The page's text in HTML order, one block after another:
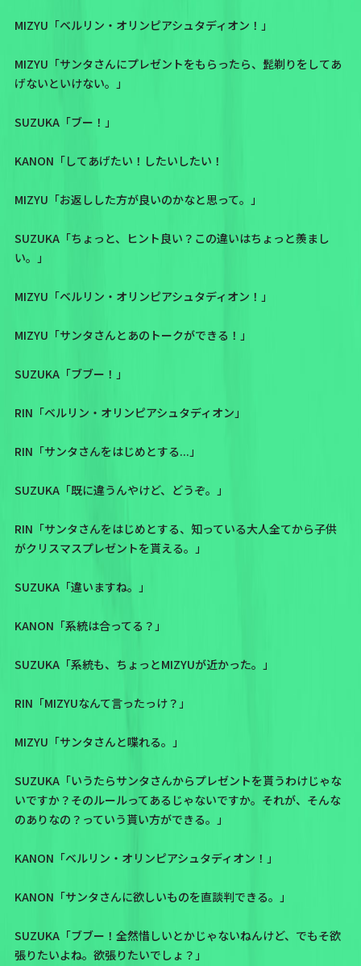
MIZYU「ベルリン・オリンピアシュタディオン！」
MIZYU「サンタさんにプレゼントをもらったら、髭剃りをしてあ
げないといけない。」
SUZUKA「ブー！」
KANON「してあげたい！したいしたい！
MIZYU「お返しした方が良いのかなと思って。」
SUZUKA「ちょっと、ヒント良い？この違いはちょっと羨まし
い。」
MIZYU「ベルリン・オリンピアシュタディオン！」
MIZYU「サンタさんとあのトークができる！」
SUZUKA「ブブー！」
RIN「ベルリン・オリンピアシュタディオン」
RIN「サンタさんをはじめとする...」
SUZUKA「既に違うんやけど、どうぞ。」
RIN「サンタさんをはじめとする、知っている大人全てから子供
がクリスマスプレゼントを貰える。」
SUZUKA「違いますね。」
KANON「系統は合ってる？」
SUZUKA「系統も、ちょっとMIZYUが近かった。」
RIN「MIZYUなんて言ったっけ？」
MIZYU「サンタさんと喋れる。」
SUZUKA「いうたらサンタさんからプレゼントを貰うわけじゃな
いですか？そのルールってあるじゃないですか。それが、そんな
のありなの？っていう貰い方ができる。」
KANON「ベルリン・オリンピアシュタディオン！」
KANON「サンタさんに欲しいものを直談判できる。」
SUZUKA「ブブー！全然惜しいとかじゃないねんけど、でもそ欲
張りたいよね。欲張りたいでしょ？」